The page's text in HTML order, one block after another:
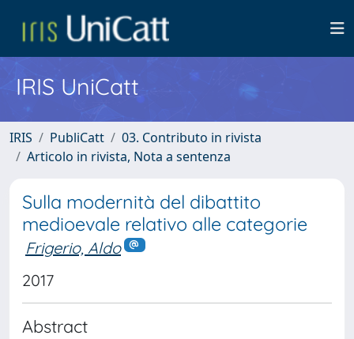
IRIS UniCatt
IRIS PubliCatt
03. Contributo in rivista
Articolo in rivista, Nota a sentenza
Sulla modernità del dibattito
medioevale relativo alle categorie
Frigerio, Aldo
2017
Abstract